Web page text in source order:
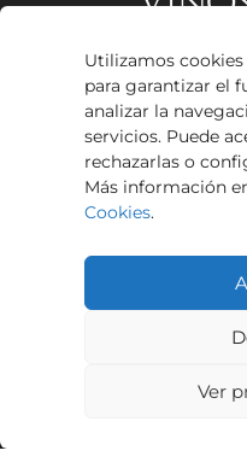
Utilizamos
para garantizar el
analizar la
servicios. Puede
rechazarlas o
Más información
Cookies.
Ver
11405,